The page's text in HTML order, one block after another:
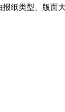
纸类型、版